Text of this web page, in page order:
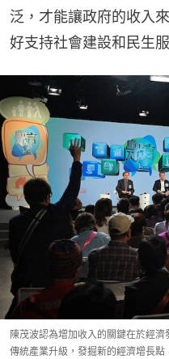
泛，才能讓政府的收入
好支持社會建設和民生
陳茂波認為增加收入的關鍵在於經
傳統產業升級，發掘新的經濟增長